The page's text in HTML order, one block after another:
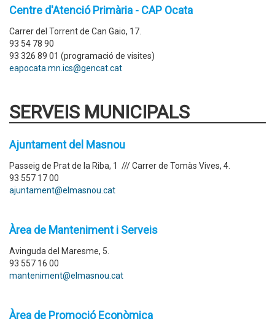
Centre d'Atenció Primària - CAP Ocata
Carrer del Torrent de Can Gaio, 17.
93 54 78 90
93 326 89 01 (programació de visites)
eapocata.mn.ics@gencat.cat
SERVEIS MUNICIPALS
Ajuntament del Masnou
Passeig de Prat de la Riba, 1 /// Carrer de Tomàs Vives, 4.
93 557 17 00
ajuntament@elmasnou.cat
Àrea de Manteniment i Serveis
Avinguda del Maresme, 5.
93 557 16 00
manteniment@elmasnou.cat
Àrea de Promoció Econòmica